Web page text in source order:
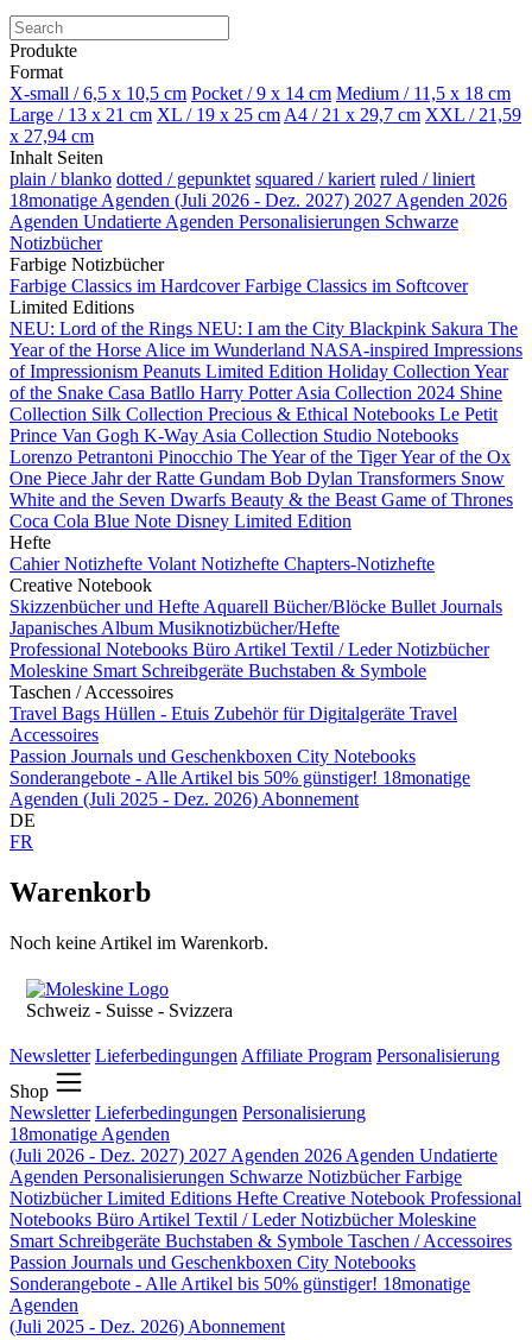
Produkte
Format
X-small / 6,5 x 10,5 cm Pocket / 9 x 14 cm Medium / 11,5 x 18 cm
Large / 13 x 21 cm XL / 19 x 25 cm A4 / 21 x 29,7 cm XXL / 21,59
x 27,94 cm
Inhalt Seiten
plain / blanko dotted / gepunktet squared / kariert ruled / liniert
18monatige Agenden (Juli 2026 - Dez. 2027) 2027 Agenden 2026
Agenden Undatierte Agenden Personalisierungen Schwarze
Notizbücher
Farbige Notizbücher
Farbige Classics im HardcoverFarbige Classics im Softcover
Limited Editions
NEU: Lord of the Rings NEU: I am the City Blackpink Sakura The
Year of the Horse Alice im Wunderland NASA-inspired Impressions
of Impressionism Peanuts Limited Edition Holiday Collection Year
of the Snake Casa Batllo Harry PotterAsia Collection 2024 Shine
Collection Silk Collection Precious & Ethical Notebooks Le Petit
Prince Van Gogh K-Way Asia Collection Studio Notebooks
Lorenzo Petrantoni Pinocchio The Year of the TigerYear of the Ox
One Piece Jahr der Ratte Gundam Bob Dylan Transformers Snow
White and the Seven Dwarfs Beauty & the Beast Game of Thrones
Coca Cola Blue Note Disney Limited Edition
Hefte
Cahier Notizhefte Volant Notizhefte Chapters-Notizhefte
Creative Notebook
Skizzenbücher und Hefte Aquarell Bücher/Blöcke Bullet Journals
Japanisches Album Musiknotizbücher/Hefte
Professional Notebooks Büro Artikel Textil / Leder Notizbücher
Moleskine Smart Schreibgeräte Buchstaben & Symbole
Taschen / Accessoires
Travel Bags Hüllen - Etuis Zubehör für Digitalgeräte Travel
Accessoires
Passion Journals und Geschenkboxen City Notebooks
Sonderangebote - Alle Artikel bis 50% günstiger! 18monatige
Agenden (Juli 2025 - Dez. 2026) Abonnement
DE
FR
Warenkorb
Noch keine Artikel im Warenkorb.
Schweiz - Suisse - Svizzera
Newsletter Lieferbedingungen Affiliate Program Personalisierung
Shop
Newsletter Lieferbedingungen Personalisierung
18monatige Agenden
(Juli 2026 - Dez. 2027) 2027 Agenden 2026 Agenden Undatierte
Agenden Personalisierungen Schwarze NotizbücherFarbige
NotizbücherLimited Editions Hefte Creative Notebook Professional
Notebooks Büro Artikel Textil / Leder NotizbücherMoleskine
Smart Schreibgeräte Buchstaben & Symbole Taschen / Accessoires
Passion Journals und Geschenkboxen City Notebooks
Sonderangebote - Alle Artikel bis 50% günstiger! 18monatige
Agenden
(Juli 2025 - Dez. 2026) Abonnement